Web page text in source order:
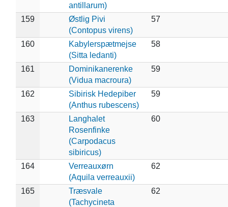
antillarum)
159
Østlig Pivi
(Contopus virens)
57
160
Kabylerspætmejse
(Sitta ledanti)
58
161
Dominikanerenke
(Vidua macroura)
59
162
Sibirisk Hedepiber
(Anthus rubescens)
59
163
Langhalet
Rosenfinke
(Carpodacus
sibiricus)
60
164
Verreauxørn
(Aquila verreauxii)
62
165
Træsvale
(Tachycineta
62